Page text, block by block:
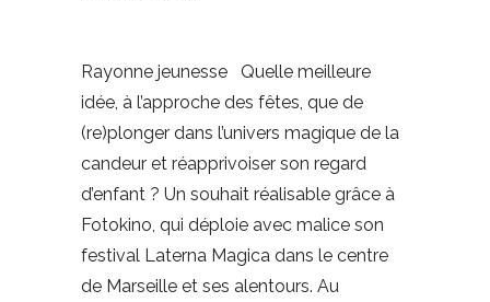
Rayonne jeunesse Quelle meilleure
idée, à l’approche des fêtes, que de
(re)plonger dans l’univers magique de la
candeur et réapprivoiser son regard
d’enfant ? Un souhait réalisable grâce à
Fotokino, qui déploie avec malice son
festival Laterna Magica dans le centre
de Marseille et ses alentours. Au